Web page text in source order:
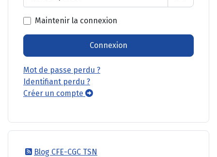
Afficher
Maintenir la connexion
Connexion
Mot de passe perdu ?
Identifiant perdu ?
Créer un compte
Blog CFE-CGC TSN